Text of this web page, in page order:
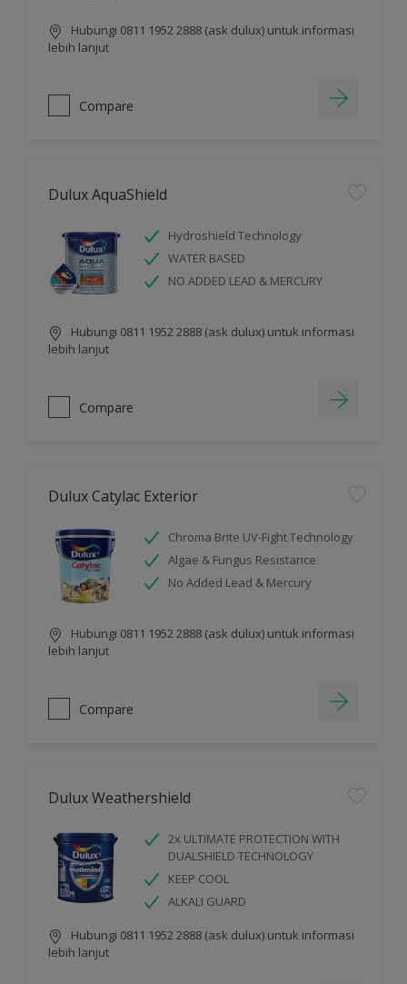
Hubungi 0811 1952 2888 (ask dulux) untuk informasi
lebih lanjut
Compare
Dulux AquaShield
Hydroshield Technology
WATER BASED
NO ADDED LEAD & MERCURY
Hubungi 0811 1952 2888 (ask dulux) untuk informasi
lebih lanjut
Compare
Dulux Catylac Exterior
Chroma Brite UV-Fight Technology
Algae & Fungus Resistance
No Added Lead & Mercury
Hubungi 0811 1952 2888 (ask dulux) untuk informasi
lebih lanjut
Compare
Dulux Weathershield
2x ULTIMATE PROTECTION WITH
DUALSHIELD TECHNOLOGY
KEEP COOL
ALKALI GUARD
Hubungi 0811 1952 2888 (ask dulux) untuk informasi
lebih lanjut